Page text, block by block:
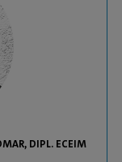
DIPL. ECEIM